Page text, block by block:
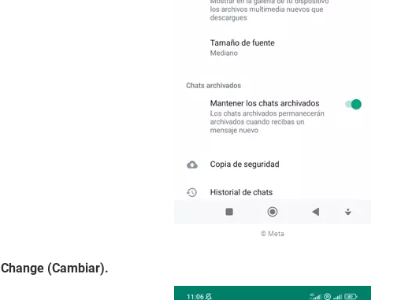
© Meta
Change (Cambiar).